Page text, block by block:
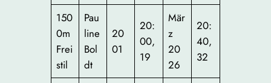
150
0m
Frei
stil
Pau
line
Bol
dt
20
01
20:
00,
19
Mär
z
20
26
20:
40,
32